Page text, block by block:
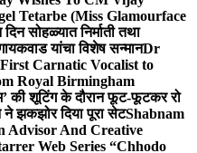
Tetarbe (Miss Glamourface
दिन सोहळ्यात निर्माती तथा
यांचा विशेष सन्मानDr
Carnatic Vocalist to
Royal Birmingham
की शूटिंग के दौरान फूट-फूटकर रो
ने झकझोर दिया पूरा सेटShabnam
Advisor And Creative
Web Series “Chhodo